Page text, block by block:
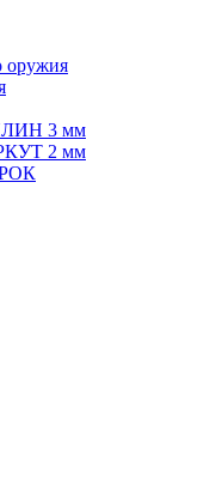
оружия
3 мм
2 мм